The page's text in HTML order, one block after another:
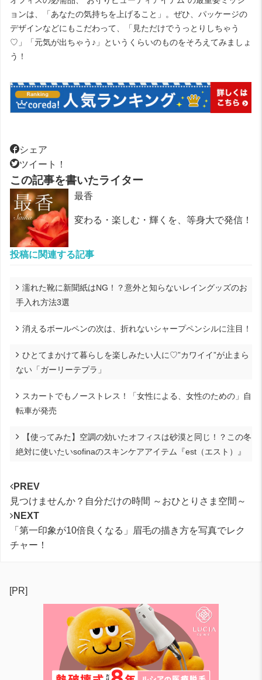
ョンは、「あなたの気持ちを上げること」。ぜひ、パッケージの
デザインなどにもこだわって、「見ただけでうっとりしちゃう
♡」「元気が出ちゃう♪」というくらいのものをそろえてみましょ
う！
シェア
ツイート！
この記事を書いたライター
最香
変わる・楽しむ・輝くを、等身大で発信！
投稿に関連する記事
濡れた靴に新聞紙はNG！？意外と知らないレイングッズのお
手入れ方法3選
消えるボールペンの次は、折れないシャープペンシルに注目！
ひとてまかけて暮らしを楽しみたい人に♡”カワイイ”が止まら
ない「ガーリーテプラ」
スカートでもノーストレス！「女性による、女性のための」自
転車が発売
【使ってみた】空調の効いたオフィスは砂漠と同じ！？この冬
絶対に使いたいsofinaのスキンケアアイテム『est（エスト）』
PREV
見つけませんか？自分だけの時間 ～おひとりさま空間～
NEXT
「第一印象が10倍良くなる」眉毛の描き方を写真でレク
チャー！
[PR]